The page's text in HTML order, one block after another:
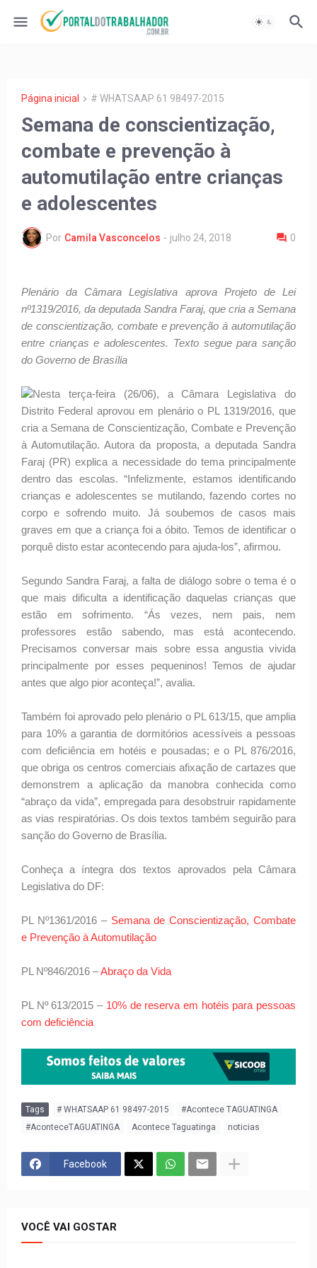
Página inicial # WHATSAAP 61 98497-2015
Semana de conscientização,
combate e prevenção à
automutilação entre crianças
e adolescentes
Por Camila Vasconcelos - julho 24, 2018 0
Plenário da Câmara Legislativa aprova Projeto de Lei
nº1319/2016, da deputada Sandra Faraj, que cria a Semana
de conscientização, combate e prevenção à automutilação
entre crianças e adolescentes. Texto segue para sanção
do Governo de Brasília
Nesta terça-feira (26/06), a Câmara Legislativa do
Distrito Federal aprovou em plenário o PL 1319/2016, que
cria a Semana de Conscientização, Combate e Prevenção
à Automutilação. Autora da proposta, a deputada Sandra
Faraj (PR) explica a necessidade do tema principalmente
dentro das escolas. “Infelizmente, estamos identificando
crianças e adolescentes se mutilando, fazendo cortes no
corpo e sofrendo muito. Já soubemos de casos mais
graves em que a criança foi a óbito. Temos de identificar o
porquê disto estar acontecendo para ajuda-los”, afirmou.
Segundo Sandra Faraj, a falta de diálogo sobre o tema é o
que mais dificulta a identificação daquelas crianças que
estão em sofrimento. “Ás vezes, nem pais, nem
professores estão sabendo, mas está acontecendo.
Precisamos conversar mais sobre essa angustia vivida
principalmente por esses pequeninos! Temos de ajudar
antes que algo pior aconteça!”, avalia.
Também foi aprovado pelo plenário o PL 613/15, que amplia
para 10% a garantia de dormitórios acessíveis a pessoas
com deficiência em hotéis e pousadas; e o PL 876/2016,
que obriga os centros comerciais afixação de cartazes que
demonstrem a aplicação da manobra conhecida como
“abraço da vida”, empregada para desobstruir rapidamente
as vias respiratórias. Os dois textos também seguirão para
sanção do Governo de Brasília.
Conheça a íntegra dos textos aprovados pela Câmara
Legislativa do DF:
PL Nº1361/2016 – Semana de Conscientização, Combate
e Prevenção à Automutilação
PL Nº846/2016 –Abraço da Vida
PL Nº 613/2015 – 10% de reserva em hotéis para pessoas
com deficiência
Tags # WHATSAAP 61 98497-2015
#Acontece TAGUATINGA
#AconteceTAGUATINGA
Acontece Taguatinga noticias
Facebook
VOCÊ VAI GOSTAR